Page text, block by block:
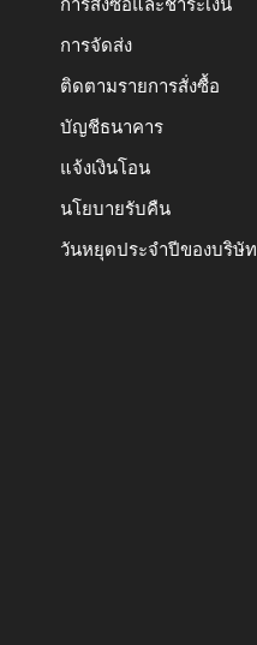
การสั่งซื้อและชำระเงิน
การจัดส่ง
ติดตามรายการสั่งซื้อ
บัญชีธนาคาร
แจ้งเงินโอน
นโยบายรับคืน
วันหยุดประจำปีของบริษัท